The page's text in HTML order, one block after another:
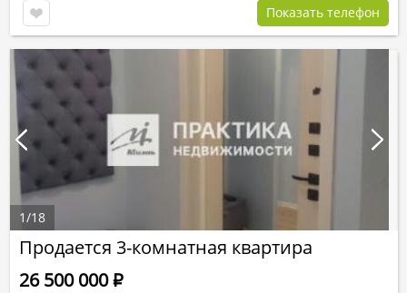
Показать телефон
Продается 3-комнатная квартира
26 500 000Р
1/18